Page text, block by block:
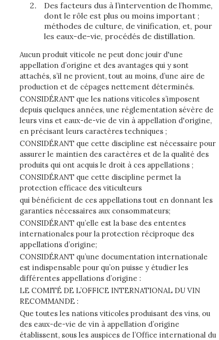
Des facteurs dus à l’intervention de l’homme,
dont le rôle est plus ou moins important ;
méthodes de culture, de vinification, et, pour
les eaux-de-vie, procédés de distillation.
Aucun produit viticole ne peut donc jouir d'une
appellation d’origine et des avantages qui y sont
attachés, s’il ne provient, tout au moins, d’une aire de
production et de cépages nettement déterminés.
CONSIDÉRANT que les nations viticoles s’imposent
depuis quelques années, une réglementation sévère de
leurs vins et eaux-de-vie de vin à appellation d'origine,
en précisant leurs caractères techniques ;
CONSIDÉRANT que cette discipline est nécessaire pour
assurer le maintien des caractères et de la qualité des
produits qui ont acquis le droit à ces appellations ;
CONSIDÉRANT que cette discipline permet la
protection efficace des viticulteurs
qui bénéficient de ces appellations tout en donnant les
garanties nécessaires aux consommateurs;
CONSIDÉRANT qu’elle est la base des ententes
internationales pour la protection réciproque des
appellations d’origine;
CONSIDÉRANT qu’une documentation internationale
est indispensable pour qu’on puisse y étudier les
différentes appellations d’origine :
LE COMITÉ DE L’OFFICE INTERNATIONAL DU VIN
RECOMMANDE :
Que toutes les nations viticoles produisant des vins, ou
des eaux-de-vie de vin à appellation d’origine
établissent, sous les auspices de l’Office international du